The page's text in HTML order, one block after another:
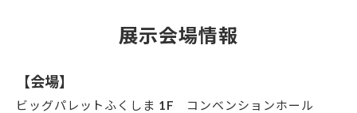
展示会場情報
【会場】
ビッグパレットふくしま 1F コンベンションホール